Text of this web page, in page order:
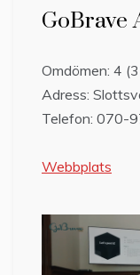
GoBrave
Omdömen: 4
Adress:
Telefon: 070-
Webbplats